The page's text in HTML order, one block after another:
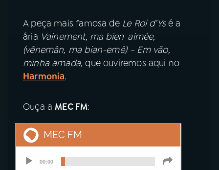
A peça mais famosa de Le Roi d’Ysé a
ária Vainement, ma bien-aimée,
(vênemân, ma bian-emê) – Em vão,
minha amada, que ouviremos aqui no
Harmonia.
Ouça a MEC FM: